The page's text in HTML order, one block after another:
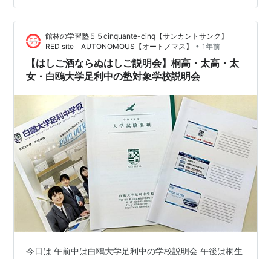
た。 ここのところ倍率が低い状況が続いており さらに
東毛地区は現中２生からぐっと生徒数が減ってしまうと
いうことで 太田高校、太田女…
館林の学習塾５５cinquante-cinq【サンカントサンク】
RED site AUTONOMOUS【オートノマス】
• 1年前
【はしご酒ならぬはしご説明会】桐高・太高・太
女・白鴎大学足利中の塾対象学校説明会
今日は 午前中は白鴎大学足利中の学校説明会 午後は桐生